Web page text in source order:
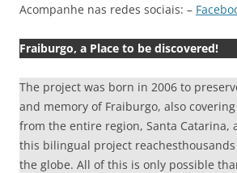
Acompanhe nas redes sociais: –
Fraiburgo, a Place to be discovered!
The project was born in 2006 to
and memory of Fraiburgo, also
from the entire region, Santa Catarina,
this bilingual project
the globe. All of this is only possible